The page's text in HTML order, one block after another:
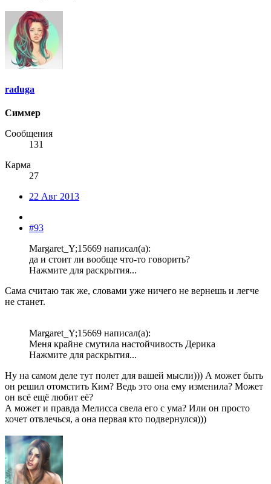
raduga
Симмер
Сообщения
131
Карма
27
22 Авг 2013
#93
Margaret_Y;15669 написал(а):
да и стоит ли вообще что-то говорить?
Нажмите для раскрытия...
Сама считаю так же, словами уже ничего не вернешь и легче
не станет.
Margaret_Y;15669 написал(а):
Меня крайне смутила настойчивость Дерика
Нажмите для раскрытия...
Ну на самом деле тут полет для вашей мысли))) А может быть
он решил отомстить Ким? Ведь это она ему изменила? Может
он всё ещё любит её?
А может и правда Мелисса свела его с ума? Или он просто
хочет отвлечься, а она первая кто подвернулся)))